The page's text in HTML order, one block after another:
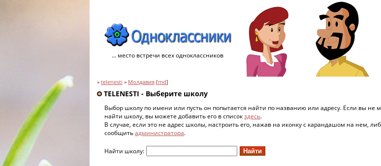
... место встречи всех одноклассников
» telenesti » Молдавия [md]
TELENESTI - Выберите школу
Выбор школу по имени или пусть он попытается найти по названию или адресу. Если вы не
найти школу, вы можете добавить его в списокздесь.
В случае, если это не адрес школы, настроить его, нажав на иконку с карандашом на нем,
сообщитьадминистратора.
Найти школу: